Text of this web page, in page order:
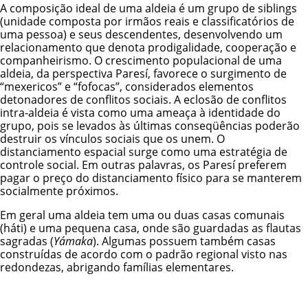
A composição ideal de uma aldeia é um grupo de siblings
(unidade composta por irmãos reais e classificatórios de
uma pessoa) e seus descendentes, desenvolvendo um
relacionamento que denota prodigalidade, cooperação e
companheirismo. O crescimento populacional de uma
aldeia, da perspectiva Paresí, favorece o surgimento de
“mexericos” e “fofocas”, considerados elementos
detonadores de conflitos sociais. A eclosão de conflitos
intra-aldeia é vista como uma ameaça à identidade do
grupo, pois se levados às últimas conseqüências poderão
destruir os vínculos sociais que os unem. O
distanciamento espacial surge como uma estratégia de
controle social. Em outras palavras, os Paresí preferem
pagar o preço do distanciamento físico para se manterem
socialmente próximos.
Em geral uma aldeia tem uma ou duas casas comunais
(háti) e uma pequena casa, onde são guardadas as flautas
sagradas (Yámaka). Algumas possuem também casas
construídas de acordo com o padrão regional visto nas
redondezas, abrigando famílias elementares.